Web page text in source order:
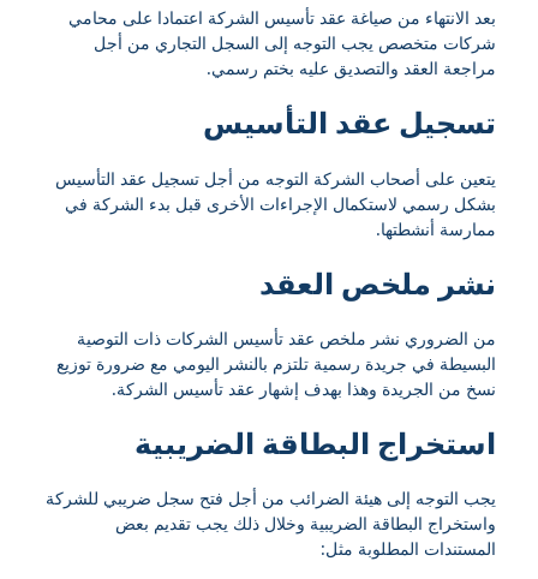
بعد الانتهاء من صياغة عقد تأسيس الشركة اعتمادا على محامي
شركات متخصص يجب التوجه إلى السجل التجاري من أجل
مراجعة العقد والتصديق عليه بختم رسمي.
تسجيل عقد التأسيس
يتعين على أصحاب الشركة التوجه من أجل تسجيل عقد التأسيس
بشكل رسمي لاستكمال الإجراءات الأخرى قبل بدء الشركة في
ممارسة أنشطتها.
نشر ملخص العقد
من الضروري نشر ملخص عقد تأسيس الشركات ذات التوصية
البسيطة في جريدة رسمية تلتزم بالنشر اليومي مع ضرورة توزيع
نسخ من الجريدة وهذا بهدف إشهار عقد تأسيس الشركة.
استخراج البطاقة الضريبية
يجب التوجه إلى هيئة الضرائب من أجل فتح سجل ضريبي للشركة
واستخراج البطاقة الضريبية وخلال ذلك يجب تقديم بعض
المستندات المطلوبة مثل: